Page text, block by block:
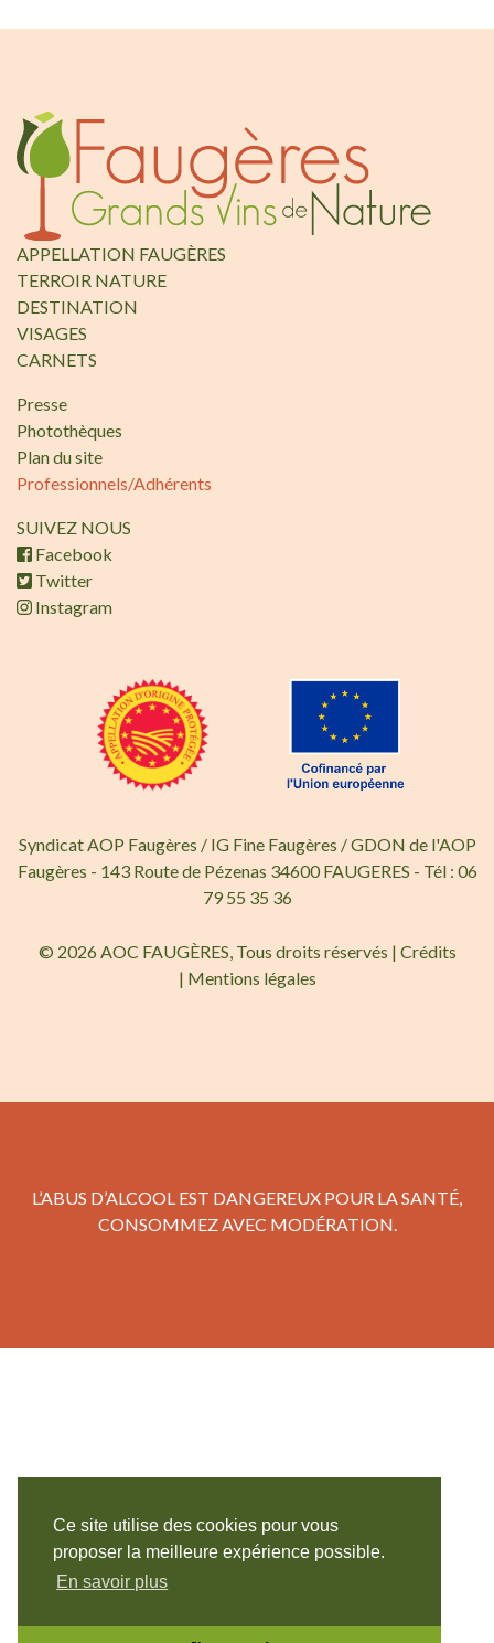
Ce site utilise des cookies pour vous
proposer la meilleure expérience possible.
En savoir plus
APPELLATION FAUGÈRES
TERROIR NATURE
DESTINATION
VISAGES
CARNETS
Presse
Photothèques
Plan du site
Professionnels/Adhérents
SUIVEZ NOUS
Facebook
Twitter
Instagram
Syndicat AOP Faugères / IG Fine Faugères / GDON de l'AOP
Faugères - 143 Route de Pézenas 34600 FAUGERES - Tél : 06
79 55 35 36
© 2026 AOC FAUGÈRES, Tous droits réservés | Crédits
| Mentions légales
L’ABUS D’ALCOOL EST DANGEREUX POUR LA SANTÉ,
CONSOMMEZ AVEC MODÉRATION.